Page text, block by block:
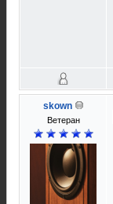
skown
Ветеран